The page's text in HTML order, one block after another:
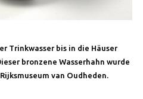
Trinkwasser bis in die Häuser
bronzene Wasserhahn wurde
van Oudheden.